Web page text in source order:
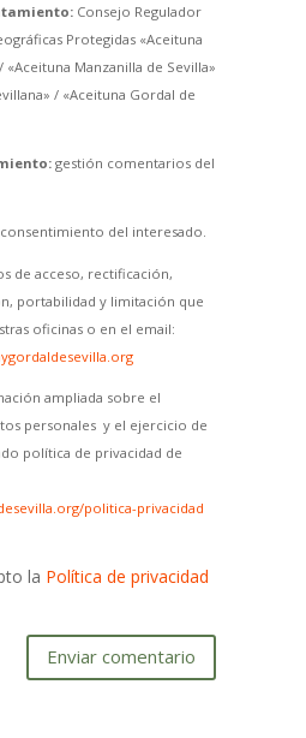
Consejo Regulador
Protegidas «Aceituna
«Aceituna Manzanilla de Sevilla»
/ «Aceituna Gordal de
gestión comentarios del
del interesado.
de acceso, rectificación,
portabilidad y limitación que
oficinas o en el email:
ampliada sobre el
personales y el ejercicio de
política de privacidad de
politica-privacidad
la Política de privacidad
Enviar comentario